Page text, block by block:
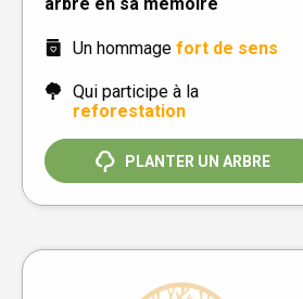
Un hommage fort de sens
Qui participe à la
reforestation
PLANTER UN ARBRE